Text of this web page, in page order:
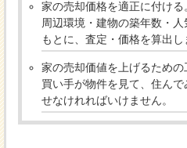
家の売却価格を適正に付ける
周辺環境・建物の築年数・
もとに、査定・価格を算出し
家の売却価値を上げるための
買い手が物件を見て、住ん
せなけれればいけません。